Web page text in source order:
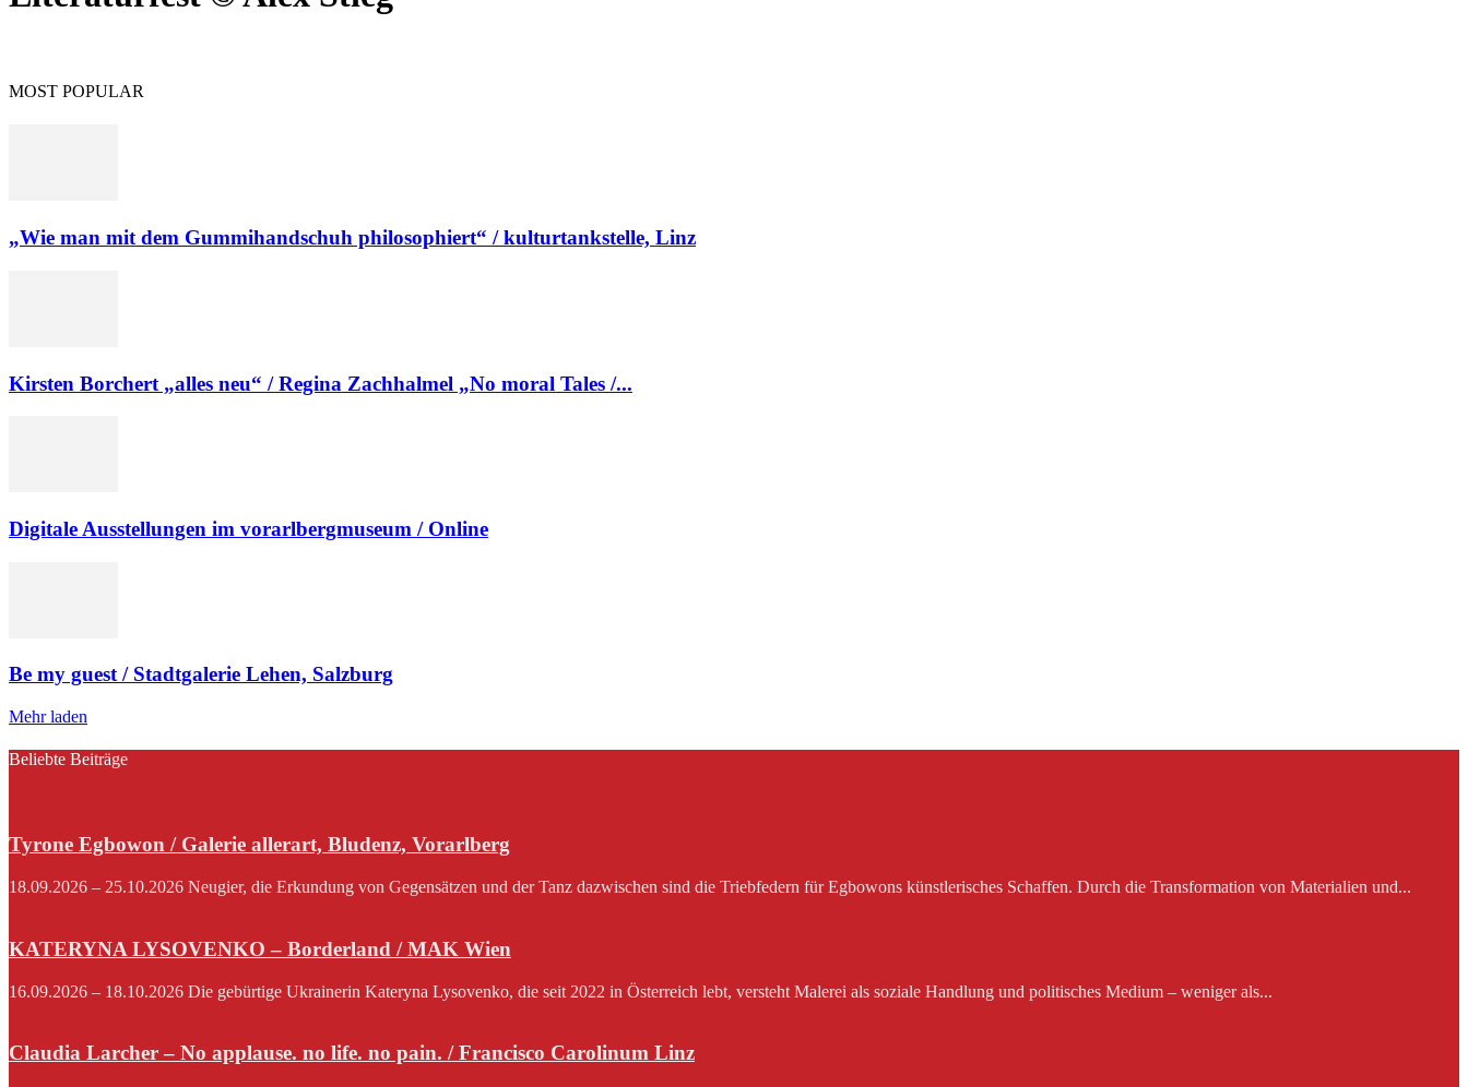
MOST POPULAR
„Wie man mit dem Gummihandschuh philosophiert“ / kulturtankstelle, Linz
Kirsten Borchert „alles neu“ / Regina Zachhalmel „No moral Tales /...
Digitale Ausstellungen im vorarlbergmuseum / Online
Be my guest / Stadtgalerie Lehen, Salzburg
Mehr laden
Beliebte Beiträge
Tyrone Egbowon / Galerie allerart, Bludenz, Vorarlberg
18.09.2026 – 25.10.2026 Neugier, die Erkundung von Gegensätzen und der Tanz dazwischen sind die Triebfedern für Egbowons künstlerisches Schaffen. Durch die Transformation von Materialien und...
KATERYNA LYSOVENKO – Borderland / MAK Wien
16.09.2026 – 18.10.2026 Die gebürtige Ukrainerin Kateryna Lysovenko, die seit 2022 in Österreich lebt, versteht Malerei als soziale Handlung und politisches Medium – weniger als...
Claudia Larcher – No applause. no life. no pain. / Francisco Carolinum Linz